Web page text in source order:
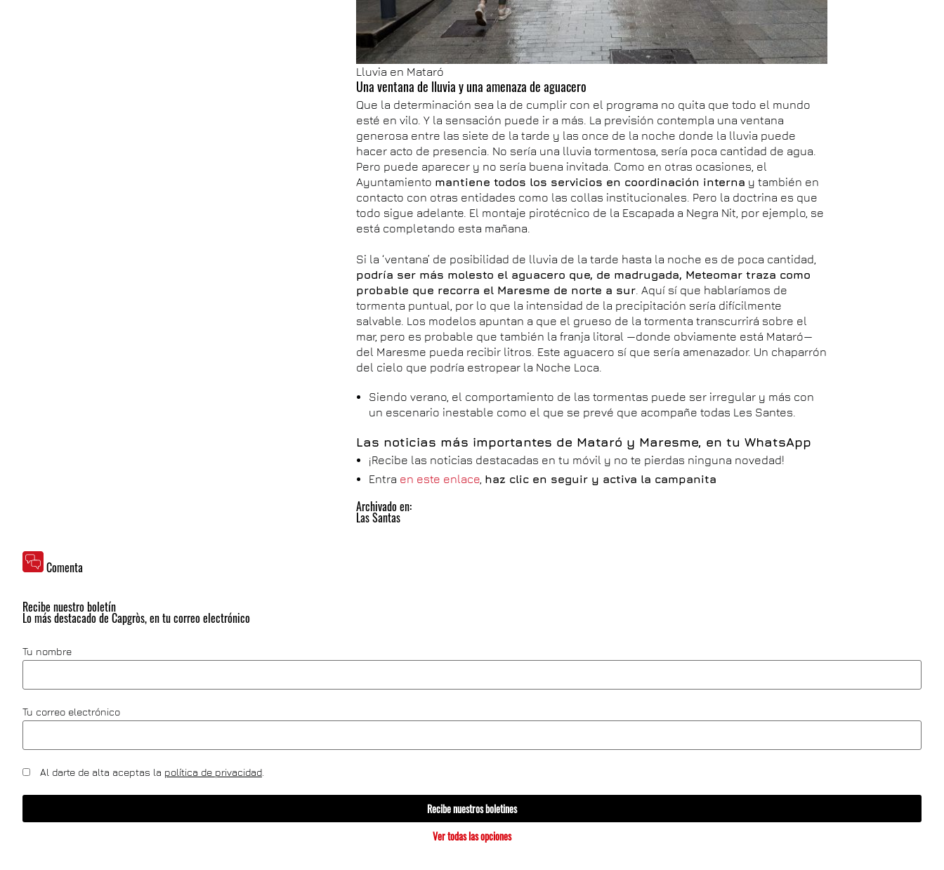
Lluvia en Mataró
Una ventana de lluvia y una amenaza de aguacero
Que la determinación sea la de cumplir con el programa no quita que todo el mundo
esté en vilo. Y la sensación puede ir a más. La previsión contempla una ventana
generosa entre las siete de la tarde y las once de la noche donde la lluvia puede
hacer acto de presencia. No sería una lluvia tormentosa, sería poca cantidad de agua.
Pero puede aparecer y no sería buena invitada. Como en otras ocasiones, el
Ayuntamiento mantiene todos los servicios en coordinación interna y también en
contacto con otras entidades como las collas institucionales. Pero la doctrina es que
todo sigue adelante. El montaje pirotécnico de la Escapada a Negra Nit, por ejemplo, se
está completando esta mañana.
Si la ‘ventana’ de posibilidad de lluvia de la tarde hasta la noche es de poca cantidad,
podría ser más molesto el aguacero que, de madrugada, Meteomar traza como
probable que recorra el Maresme de norte a sur . Aquí sí que hablaríamos de
tormenta puntual, por lo que la intensidad de la precipitación sería difícilmente
salvable. Los modelos apuntan a que el grueso de la tormenta transcurrirá sobre el
mar, pero es probable que también la franja litoral —donde obviamente está Mataró—
del Maresme pueda recibir litros. Este aguacero sí que sería amenazador. Un chaparrón
del cielo que podría estropear la Noche Loca.
Siendo verano, el comportamiento de las tormentas puede ser irregular y más con
un escenario inestable como el que se prevé que acompañe todas Les Santes.
Las noticias más importantes de Mataró y Maresme, en tu WhatsApp
¡Recibe las noticias destacadas en tu móvil y no te pierdas ninguna novedad!
Entra en este enlace haz clic en seguir y activa la campanita
Archivado en:
Las Santas
Comenta
Recibe nuestro boletín
Lo más destacado de Capgròs, en tu correo electrónico
Tu nombre
Tu correo electrónico
Al darte de alta aceptas la política de privacidad
Recibe nuestros boletines
Ver todas las opciones